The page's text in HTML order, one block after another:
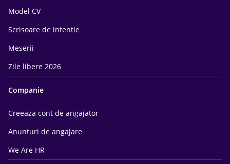
Model CV
Scrisoare de intentie
Meserii
Zile libere 2026
Companie
Creeaza cont de angajator
Anunturi de angajare
We Are HR